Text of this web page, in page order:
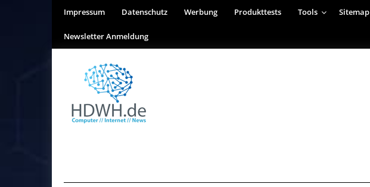
Impressum Datenschutz Werbung Produkttests Tools Sitemap
Newsletter Anmeldung